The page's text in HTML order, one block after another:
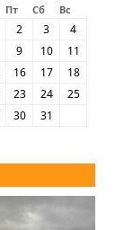
Пт Сб Вс
2 3
4
9 10
11
16 17
18
23 24
25
30 31